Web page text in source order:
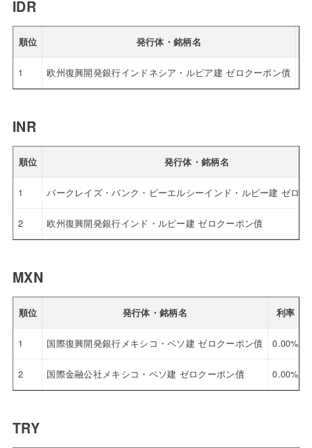
IDR
順位 発行体・銘柄名
1 欧州復興開発銀行インドネシア・ルピア建 ゼロクーポン債
INR
順位 発行体・銘柄名
1 バークレイズ・バンク・ピーエルシーインド・ルピー建 ゼロク
2 欧州復興開発銀行インド・ルピー建 ゼロクーポン債
MXN
順位 発行体・銘柄名 利率
1 国際復興開発銀行メキシコ・ペソ建 ゼロクーポン債 0.00%
2 国際金融公社メキシコ・ペソ建 ゼロクーポン債 0.00%
TRY